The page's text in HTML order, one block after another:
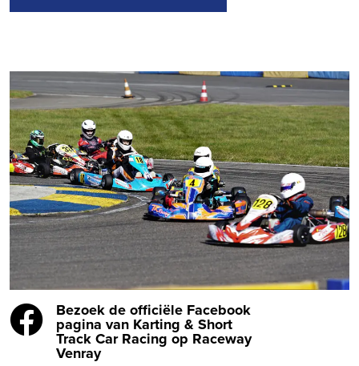
Bezoek de officiële Facebook
pagina van Karting & Short
Track Car Racing op Raceway
Venray